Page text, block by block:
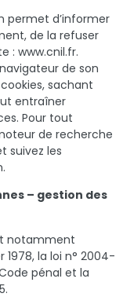
permet d’informer
de la refuser
: www.cnil.fr.
de son
sachant
entraîner
Pour tout
de recherche
suivez les
– gestion des
notamment
la loi n° 2004-
pénal et la